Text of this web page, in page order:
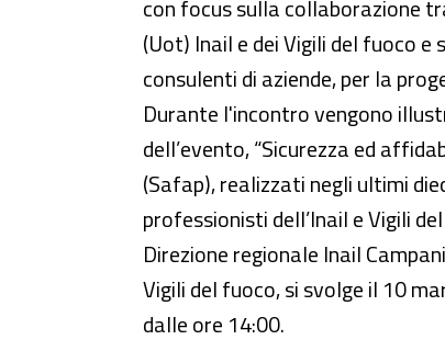
con focus sulla collaborazione
(Uot) Inail e dei Vigili del fuoco
consulenti di aziende, per la
Durante l'incontro vengono
dell’evento, “Sicurezza ed
(Safap), realizzati negli ultimi
professionisti dell’Inail e Vigili
Direzione regionale Inail
Vigili del fuoco, si svolge il 10
dalle ore 14:00.